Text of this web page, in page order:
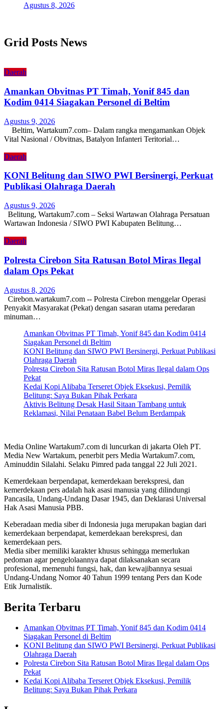
Agustus 8, 2026
Grid Posts News
Daerah
Amankan Obvitnas PT Timah, Yonif 845 dan
Kodim 0414 Siagakan Personel di Beltim
Agustus 9, 2026
Beltim, Wartakum7.com– Dalam rangka mengamankan Objek
Vital Nasional / Obvitnas, Batalyon Infanteri Teritorial…
Daerah
KONI Belitung dan SIWO PWI Bersinergi, Perkuat
Publikasi Olahraga Daerah
Agustus 9, 2026
Belitung, Wartakum7.com – Seksi Wartawan Olahraga Persatuan
Wartawan Indonesia / SIWO PWI Kabupaten Belitung…
Daerah
Polresta Cirebon Sita Ratusan Botol Miras Ilegal
dalam Ops Pekat
Agustus 8, 2026
Cirebon.wartakum7.com -- Polresta Cirebon menggelar Operasi
Penyakit Masyarakat (Pekat) dengan sasaran utama peredaran
minuman…
Amankan Obvitnas PT Timah, Yonif 845 dan Kodim 0414
Siagakan Personel di Beltim
KONI Belitung dan SIWO PWI Bersinergi, Perkuat Publikasi
Olahraga Daerah
Polresta Cirebon Sita Ratusan Botol Miras Ilegal dalam Ops
Pekat
Kedai Kopi Alibaba Terseret Objek Eksekusi, Pemilik
Belitung: Saya Bukan Pihak Perkara
Aktivis Belitung Desak Hasil Sitaan Tambang untuk
Reklamasi, Nilai Penataan Babel Belum Berdampak
Media Online Wartakum7.com di luncurkan di jakarta Oleh PT.
Media New Wartakum, penerbit pers Media Wartakum7.com,
Aminuddin Silalahi. Selaku Pimred pada tanggal 22 Juli 2021.
Kemerdekaan berpendapat, kemerdekaan berekspresi, dan
kemerdekaan pers adalah hak asasi manusia yang dilindungi
Pancasila, Undang-Undang Dasar 1945, dan Deklarasi Universal
Hak Asasi Manusia PBB.
Keberadaan media siber di Indonesia juga merupakan bagian dari
kemerdekaan berpendapat, kemerdekaan berekspresi, dan
kemerdekaan pers.
Media siber memiliki karakter khusus sehingga memerlukan
pedoman agar pengelolaannya dapat dilaksanakan secara
profesional, memenuhi fungsi, hak, dan kewajibannya sesuai
Undang-Undang Nomor 40 Tahun 1999 tentang Pers dan Kode
Etik Jurnalistik.
Berita Terbaru
Amankan Obvitnas PT Timah, Yonif 845 dan Kodim 0414
Siagakan Personel di Beltim
KONI Belitung dan SIWO PWI Bersinergi, Perkuat Publikasi
Olahraga Daerah
Polresta Cirebon Sita Ratusan Botol Miras Ilegal dalam Ops
Pekat
Kedai Kopi Alibaba Terseret Objek Eksekusi, Pemilik
Belitung: Saya Bukan Pihak Perkara